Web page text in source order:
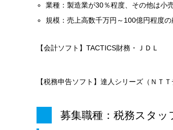
業種：製造業が30％程度、その他は小
規模：売上高数千万円～100億円程度
【会計ソフト】TACTICS財務・ＪＤＬ
【税務申告ソフト】達人シリーズ（ＮＴＴ
募集職種：税務スタッ